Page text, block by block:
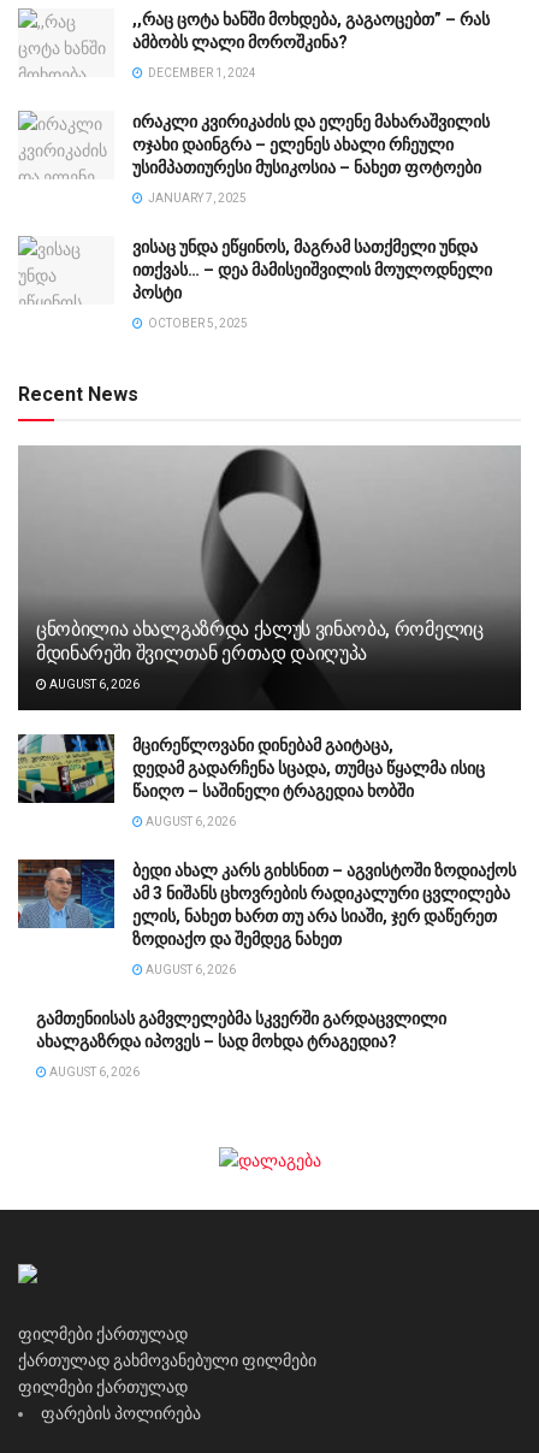
,,რაც ცოტა ხანში მოხდება, გაგაოცებთ” – რას
ამბობს ლალი მოროშკინა?
DECEMBER 1, 2024
ირაკლი კვირიკაძის და ელენე მახარაშვილის
ოჯახი დაინგრა – ელენეს ახალი რჩეული
უსიმპათიურესი მუსიკოსია – ნახეთ ფოტოები
JANUARY 7, 2025
ვისაც უნდა ეწყინოს, მაგრამ სათქმელი უნდა
ითქვას… – დეა მამისეიშვილის მოულოდნელი
პოსტი
OCTOBER 5, 2025
Recent News
ცნობილია ახალგაზრდა ქალუს ვინაობა, რომელიც
მდინარეში შვილთან ერთად დაიღუპა
AUGUST 6, 2026
მცირეწლოვანი დინებამ გაიტაცა,
დედამ გადარჩენა სცადა, თუმცა წყალმა ისიც
წაიღო – საშინელი ტრაგედია ხობში
AUGUST 6, 2026
ბედი ახალ კარს გიხსნით – აგვისტოში ზოდიაქოს
ამ 3 ნიშანს ცხოვრების რადიკალური ცვლილება
ელის, ნახეთ ხართ თუ არა სიაში, ჯერ დაწერეთ
ზოდიაქო და შემდეგ ნახეთ
AUGUST 6, 2026
გამთენიისას გამვლელებმა სკვერში გარდაცვლილი
ახალგაზრდა იპოვეს – სად მოხდა ტრაგედია?
AUGUST 6, 2026
ფილმები ქართულად
ქართულად გახმოვანებული ფილმები
ფილმები ქართულად
ფარების პოლირება